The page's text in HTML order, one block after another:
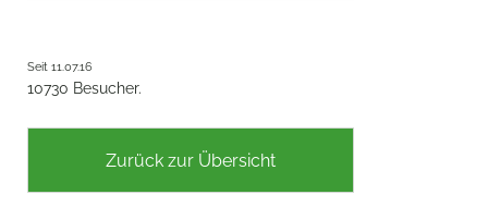
Seit 11.07.16
10730 Besucher.
Zurück zur Übersicht